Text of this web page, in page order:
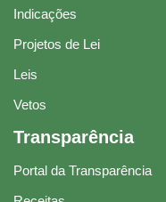
Indicações
Projetos de Lei
Leis
Vetos
Transparência
Portal da Transparência